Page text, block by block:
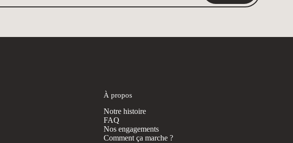
À propos
Notre histoire
FAQ
Nos engagements
Comment ça marche ?